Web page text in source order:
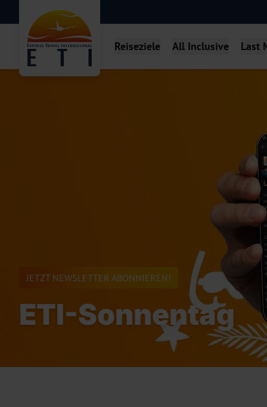
Reiseziele All Inclusive Last
JETZT NEWSLETTER ABONNIEREN!
ETI-Sonnentag